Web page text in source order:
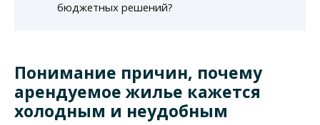
бюджетных решений?
Понимание причин, почему
арендуемое жилье кажется
холодным и неудобным